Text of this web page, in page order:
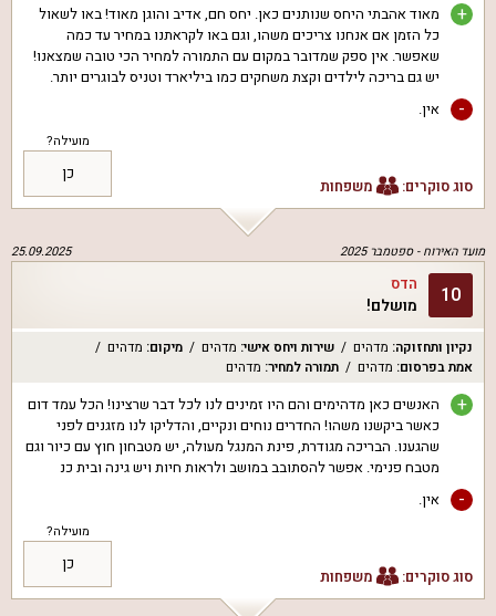
+
מאוד אהבתי היחס שנותנים כאן. יחס חם, אדיב והוגן מאוד! באו לשאול
כל הזמן אם אנחנו צריכים משהו, וגם באו לקראתנו במחיר עד כמה
שאפשר. אין ספק שמדובר במקום עם התמורה למחיר הכי טובה שמצאנו!
יש גם בריכה לילדים וקצת משחקים כמו ביליארד וטניס לבוגרים יותר.
- אין.
סוג סוקרים: משפחות
מועילה?
כן
מועד האירוח -ספטמבר 2025 25.09.2025
10 הדס
מושלם!
נקיון ותחזוקה: מדהים שירות ויחס אישי: מדהים מיקום: מדהים
אמת בפרסום: מדהים תמורה למחיר: מדהים
+
האנשים כאן מדהימים והם היו זמינים לנו לכל דבר שרצינו! הכל עמד דום
כאשר ביקשנו משהו! החדרים נוחים ונקיים, והדליקו לנו מזגנים לפני
שהגענו. הבריכה מגודרת, פינת המנגל מעולה, יש מטבחון חוץ עם כיור וגם
מטבח פנימי. אפשר להסתובב במושב ולראות חיות ויש גינה ובית כנ
- אין.
סוג סוקרים: משפחות
מועילה?
כן